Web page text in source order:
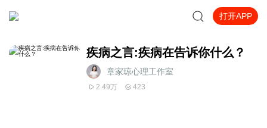
打开APP
疾病之言:疾病在告诉你什么？
章家琼心理工作室
2.49万 423